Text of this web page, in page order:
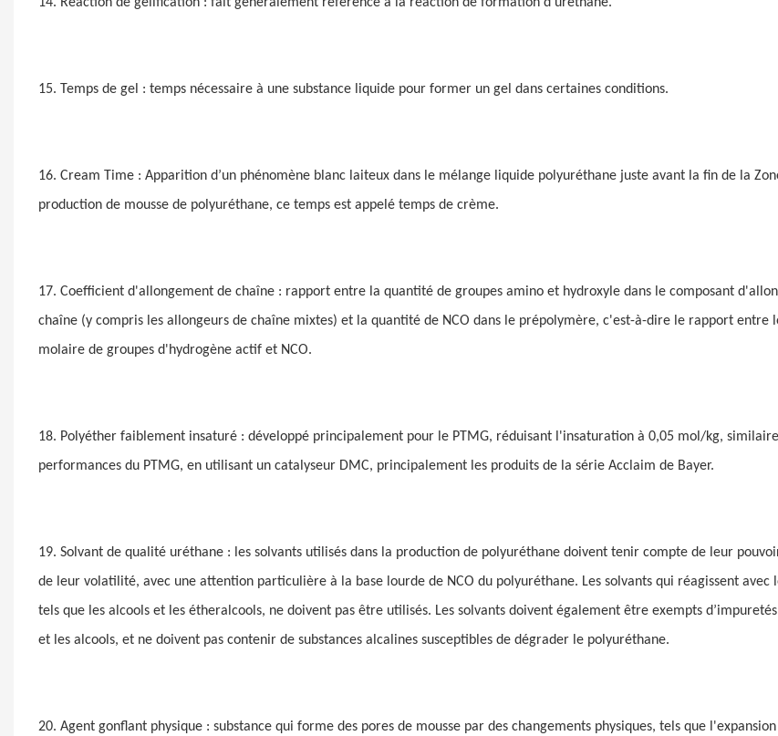
14. Réaction de gélification : fait généralement référence à la réaction de formation d’uréthane.
15. Temps de gel : temps nécessaire à une substance liquide pour former un gel dans certaines conditions.
16. Cream Time : Apparition d’un phénomène blanc laiteux dans le mélange liquide polyuréthane juste avant la fin de la
production de mousse de polyuréthane, ce temps est appelé temps de crème.
17. Coefficient d'allongement de chaîne : rapport entre la quantité de groupes amino et hydroxyle dans le composant
chaîne (y compris les allongeurs de chaîne mixtes) et la quantité de NCO dans le prépolymère, c'est-à-dire le rapport entre
molaire de groupes d'hydrogène actif et NCO.
18. Polyéther faiblement insaturé : développé principalement pour le PTMG, réduisant l'insaturation à 0,05 mol/kg,
performances du PTMG, en utilisant un catalyseur DMC, principalement les produits de la série Acclaim de Bayer.
19. Solvant de qualité uréthane : les solvants utilisés dans la production de polyuréthane doivent tenir compte de leur
de leur volatilité, avec une attention particulière à la base lourde de NCO du polyuréthane. Les solvants qui réagissent avec
tels que les alcools et les étheralcools, ne doivent pas être utilisés. Les solvants doivent également être exempts
et les alcools, et ne doivent pas contenir de substances alcalines susceptibles de dégrader le polyuréthane.
20. Agent gonflant physique : substance qui forme des pores de mousse par des changements physiques, tels que l'expansion